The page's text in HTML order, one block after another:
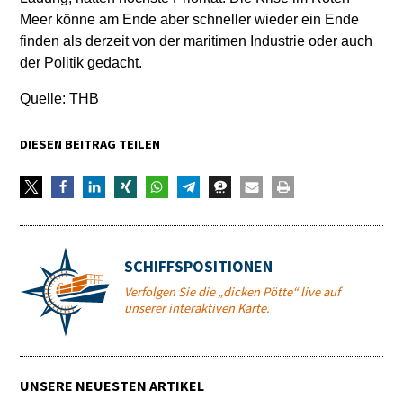
Meer könne am Ende aber schneller wieder ein Ende
finden als derzeit von der maritimen Industrie oder auch
der Politik gedacht.
Quelle: THB
DIESEN BEITRAG TEILEN
SCHIFFSPOSITIONEN
Verfolgen Sie die „dicken Pötte“ live auf
unserer interaktiven Karte.
UNSERE NEUESTEN ARTIKEL